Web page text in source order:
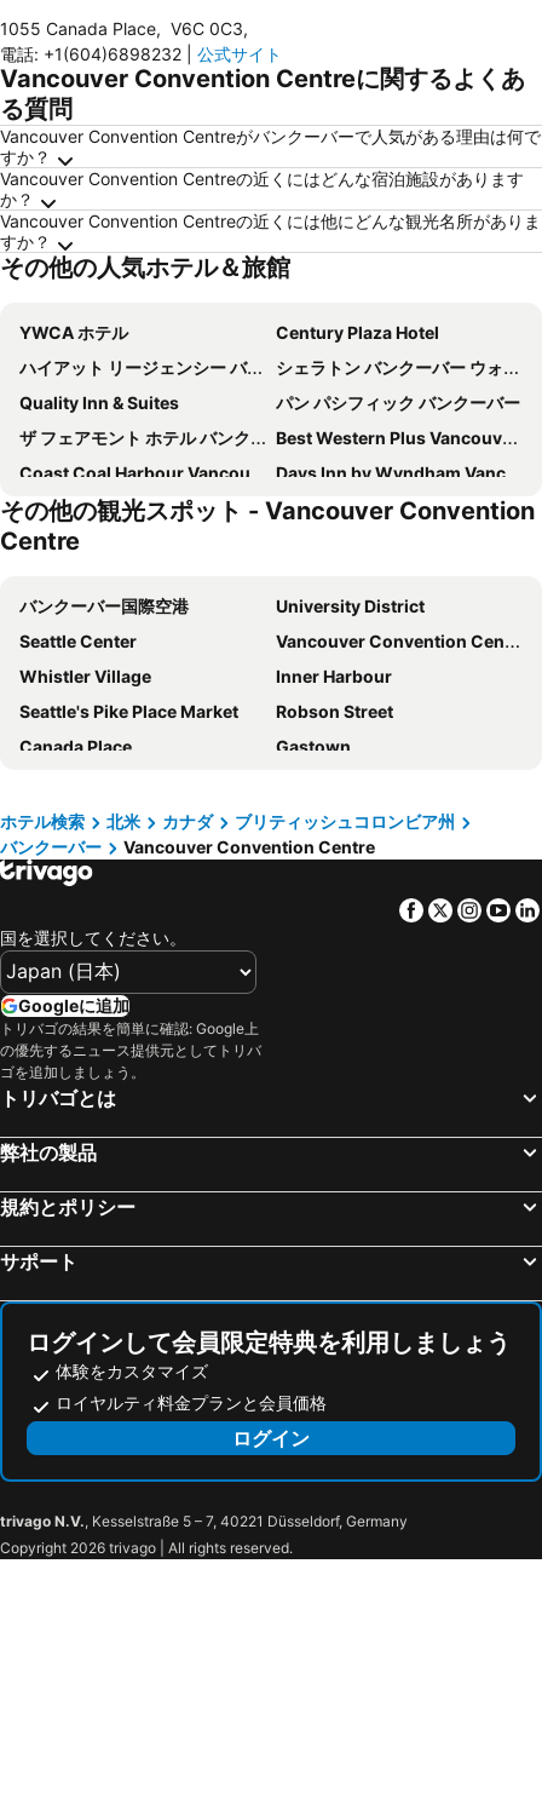
1055 Canada Place, V6C 0C3,
電話: +1(604)6898232 公式サイト
Vancouver Convention Centreに関するよくあ
る質問
Vancouver Convention Centreがバンクーバーで人気がある理由は何で
すか？
Vancouver Convention Centreの近くにはどんな宿泊施設があります
か？
Vancouver Convention Centreの近くには他にどんな観光名所がありま
すか？
その他の人気ホテル＆旅館
YWCA ホテル
Century Plaza Hotel
ハイアット リージェンシー バンクーバー
シェラトン バンクーバー ウォール センター
Quality Inn & Suites
パン パシフィック バンクーバー
ザ フェアモント ホテル バンクーバー
Best Western Plus Vancouver Airport Hotel
Coast Coal Harbour Vancouver Hotel by APA
Days Inn by Wyndham Vancouver Downtown
レジデンス イン バイ マリオット バンクーバー ダウンタウン
イングリッシュ ベイ ホテル
Holiday Inn Vancouver-centre (broadway) By Ihg
リヴィエラ オン ロブソン スイーツ ホテル ダウンタウン バンクーバー
シェラトン バンクーバー エアポート ホテル
Radisson Blu Vancouver Airport Hotel & Marina
オーベルジュ バンクーバー ホテル
アトリウム イン バンクーバー
Carmana Hotel & Suites
Sandman Signature Vancouver Downtown Hotel
Blue Horizon Hotel
Emperial Suites
リバー ロック カジノ リゾート
Sandman Suites Vancouver on Davie
キングストン ホテル
ザ サットン プレイス ホテル-バンクーバー
Tropicana Suite Hotel
ローズデール オン ロブソン スイーツ ホテル
The Guesthouse Vancouver Downtown
ザ セント レジス ホテル
コンフォート イン アンド スイーツ ノース バンクーバー
Comfort Hotel Vancouver Airport
EXchange Hotel Vancouver
Abercorn Hotel, Trademark Collection by Wyndham
The Westin Bayshore, Vancouver
SureStay Hotel by Best Western North Vancouver Capilano
フェアモント パシフィック リム
Vancouver Marriott Pinnacle Downtown Hotel
Azur Legacy Collection Hotel
Skwachàys Lodge
エルミタージュ ホテル
ロンズデール キー ホテル
Charming Family Hotel For You By Elevate Rooms
Holiday Inn Vancouver Airport- Richmond By Ihg
the DOUGLAS, Autograph Collection
その他の観光スポット - Vancouver Convention
Centre
バンクーバー国際空港
University District
Seattle Center
Vancouver Convention Centre
Whistler Village
Inner Harbour
Seattle's Pike Place Market
Robson Street
Canada Place
Gastown
Waterfront Station
Pike Market
ダウンタウンバンクーバー
Butchart Gardens
Westlake
World Ski & Snowboard Festival
Yaletown
Pacific Centre
ダウンタウンシアトル
Grand Tour of Victoria
Bastion Square
King Street Station
Port of Vancouver
Vancouver Art Gallery
Roosevelt
Kirin Downtown
Burrard View Park
Capilano Suspension Bridge
Kensington Park
Bellingham International Airport
Whistler Creekside
Belltown
Seattle Chinatown-International District
Safeco Field
Vancouver Lookout
Vancouver Harbour Flight Centre
Steam Clock
Victory Square
Vancouver Public Library
Rogers Arena
Carnegie Centre
ホテル検索 北米 カナダ
ブリティッシュコロンビア州
バンクーバー
Vancouver Convention Centre
Facebook
Twitter
国を選択してください。
Googleに追加
トリバゴの結果を簡単に確認: Google上
の優先するニュース提供元としてトリバ
ゴを追加しましょう。
トリバゴとは
弊社の製品
規約とポリシー
サポート
ログインして会員限定特典を利用しましょう
体験をカスタマイズ
ロイヤルティ料金プランと会員価格
ログイン
trivago N.V., Kesselstraße 5 – 7, 40221 Düsseldorf, Germany
Copyright 2026 trivago | All rights reserved.